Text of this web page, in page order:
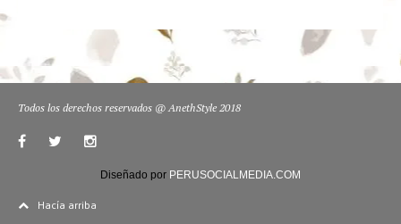
Todos los derechos reservados @ AnethStyle 2018
Diseñado por PERUSOCIALMEDIA.COM
Hacía arriba